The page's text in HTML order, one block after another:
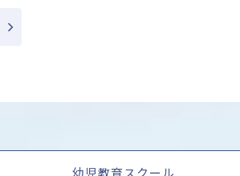
幼児教育スクール